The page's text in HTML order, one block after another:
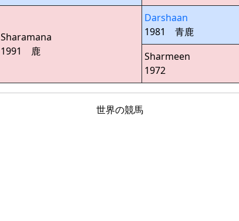
Sharamana
1991 鹿
Darshaan
1981 青鹿
Sharmeen
1972
世界の競馬